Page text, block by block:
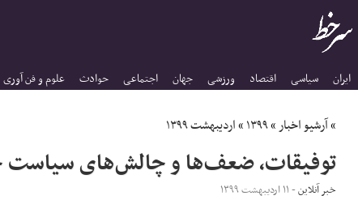
ایران سیاسی اقتصاد ورزشی جهان اجتماعی حوادث علوم و فن آوری
»آرشیو اخبار»۱۳۹۹»اردیبهشت ۱۳۹۹
توفیقات، ضعف‌ها و چالش‌های
خبر آنلاین- ۱۱ اردیبهشت ۱۳۹۹